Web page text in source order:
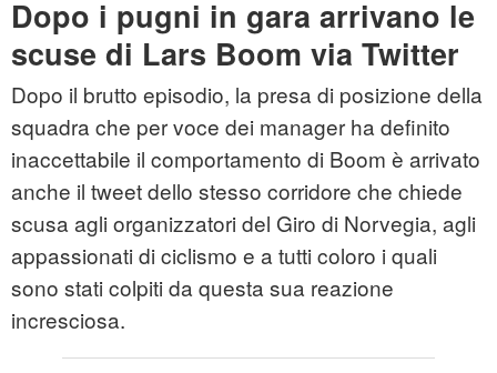
Dopo i pugni in gara arrivano le
scuse di Lars Boom via Twitter
Dopo il brutto episodio, la presa di posizione della
squadra che per voce dei manager ha definito
inaccettabile il comportamento di Boom è arrivato
anche il tweet dello stesso corridore che chiede
scusa agli organizzatori del Giro di Norvegia, agli
appassionati di ciclismo e a tutti coloro i quali
sono stati colpiti da questa sua reazione
incresciosa.